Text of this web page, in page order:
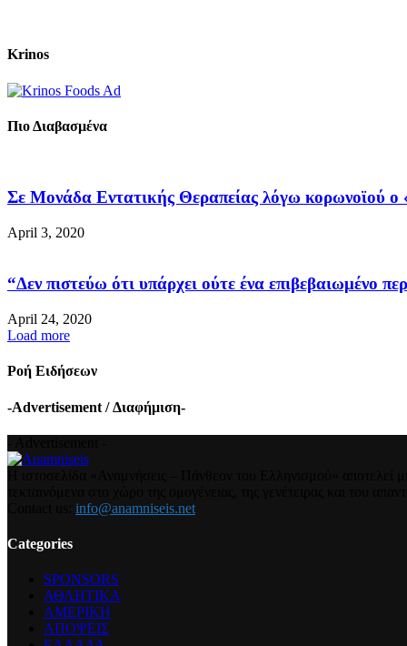
Krinos
Πιο Διαβασμένα
Σε Μονάδα Εντατικής Θεραπείας λόγω κορωνοϊού ο
April 3, 2020
“Δεν πιστεύω ότι υπάρχει ούτε ένα επιβεβαιωμένο
April 24, 2020
Load more
Ροή Ειδήσεων
-Advertisement / Διαφήμιση-
info@anamniseis.net
Categories
SPONSORS
ΑΘΛΗΤΙΚΑ
ΑΜΕΡΙΚΗ
ΑΠΟΨΕΙΣ